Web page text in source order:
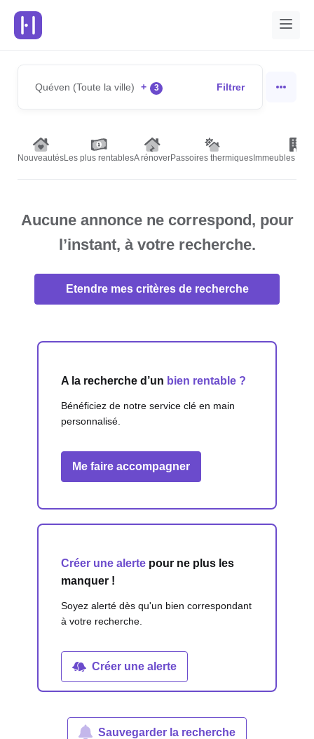
Quéven (Toute la ville) + 3 Filtrer
NouveautésLes plus rentablesA rénoverPassoires thermiques Immeubles de
Aucune annonce ne correspond, pour
l’instant, à votre recherche.
Etendre mes critères de recherche
A la recherche d’un bien rentable ?
Bénéficiez de notre service clé en main
personnalisé.
Me faire accompagner
Créer une alerte pour ne plus les
manquer !
Soyez alerté dès qu'un bien correspondant
à votre recherche.
Créer une alerte
Sauvegarder la recherche